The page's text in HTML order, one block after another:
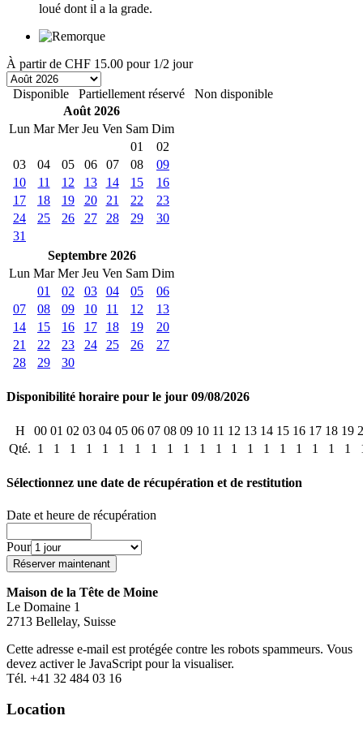
loué dont il a la grade.
À partir de CHF 15.00 pour 1/2 jour
Disponible Partiellement réservé
Non disponible
Août 2026
Lun Mar Mer Jeu Ven Sam Dim
01
02
03
04 05 06 07 08
09
10
11 12 13 14 15
16
17
18 19 20 21 22
23
24
25 26 27 28 29
30
31
Septembre 2026
Lun Mar Mer Jeu Ven Sam Dim
01
02 03 04 05
06
07
08 09 10 11 12
13
14
15 16 17 18 19
20
21
22 23 24 25 26
27
28
29 30
Disponibilité horaire pour le jour 09/08/2026
H 00 01 02 03 04 05 06 07 08 09 10 11 12 13 14 15 16 17 18 19
Qté. 1 1 1 1 1 1 1 1 1 1 1 1 1 1 1 1 1 1 1 1
Sélectionnez une date de récupération et de restitution
Date et heure de récupération
Pour
Maison de la Tête de Moine
Le Domaine 1
2713 Bellelay, Suisse
Cette adresse e-mail est protégée contre les robots spammeurs. Vous
devez activer le JavaScript pour la visualiser.
Tél. +41 32 484 03 16
Location